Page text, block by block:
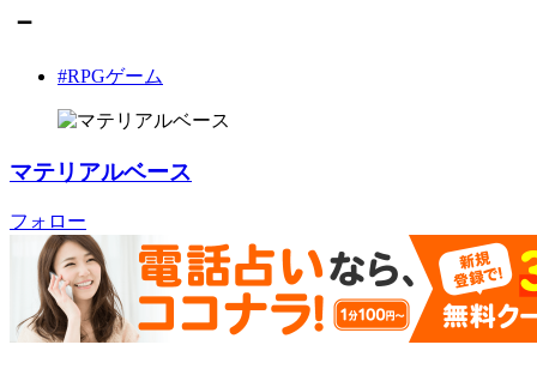
－
#RPGゲーム
マテリアルベース
フォロー